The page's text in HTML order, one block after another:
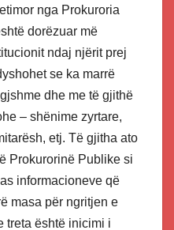
nga Prokuroria
dorëzuar më
ndaj njërit prej
se ka marrë
dhe me të gjithë
– shënime zyrtare,
etj. Të gjitha ato
Prokurorinë Publike si
informacioneve që
masa për ngritjen e
treta është inicimi i